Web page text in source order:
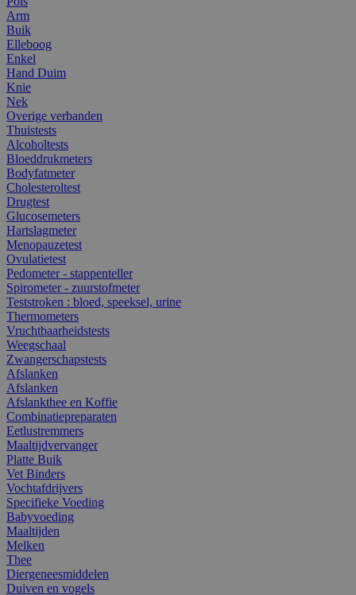
Arm
Buik
Elleboog
Enkel
Hand Duim
Knie
Nek
Overige verbanden
Thuistests
Alcoholtests
Bloeddrukmeters
Bodyfatmeter
Cholesteroltest
Drugtest
Glucosemeters
Hartslagmeter
Menopauzetest
Ovulatietest
Pedometer - stappenteller
Spirometer - zuurstofmeter
Teststroken : bloed, speeksel, urine
Thermometers
Vruchtbaarheidstests
Weegschaal
Zwangerschapstests
Afslanken
Afslanken
Afslankthee en Koffie
Combinatiepreparaten
Eetlustremmers
Maaltijdvervanger
Platte Buik
Vet Binders
Vochtafdrijvers
Specifieke Voeding
Babyvoeding
Maaltijden
Melken
Thee
Diergeneesmiddelen
Duiven en vogels